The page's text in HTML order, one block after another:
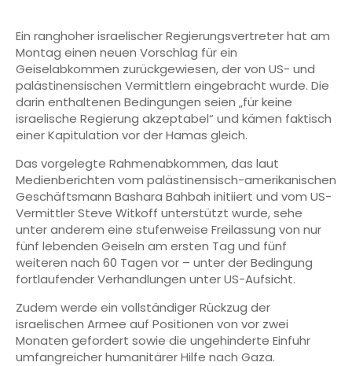
Ein ranghoher israelischer Regierungsvertreter hat am
Montag einen neuen Vorschlag für ein
Geiselabkommen zurückgewiesen, der von US- und
palästinensischen Vermittlern eingebracht wurde. Die
darin enthaltenen Bedingungen seien „für keine
israelische Regierung akzeptabel“ und kämen faktisch
einer Kapitulation vor der Hamas gleich.
Das vorgelegte Rahmenabkommen, das laut
Medienberichten vom palästinensisch-amerikanischen
Geschäftsmann Bashara Bahbah initiiert und vom US-
Vermittler Steve Witkoff unterstützt wurde, sehe
unter anderem eine stufenweise Freilassung von nur
fünf lebenden Geiseln am ersten Tag und fünf
weiteren nach 60 Tagen vor – unter der Bedingung
fortlaufender Verhandlungen unter US-Aufsicht.
Zudem werde ein vollständiger Rückzug der
israelischen Armee auf Positionen von vor zwei
Monaten gefordert sowie die ungehinderte Einfuhr
umfangreicher humanitärer Hilfe nach Gaza.